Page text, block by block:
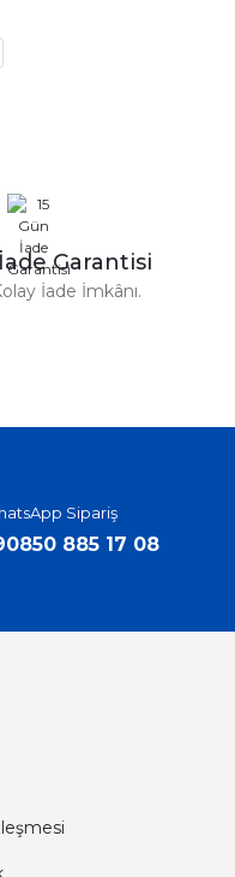
yorumları göster
Garantisi
İade İmkânı.
Sipariş
885 17 08